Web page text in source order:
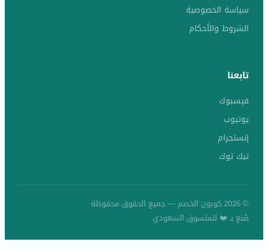
سياسة الخصوصية
الشروط والأحكام
تابعنا
فيسبوك
يوتيوب
إنستجرام
تيك توك
© 2026 كوبون الخصم — جميع الحقوق محفوظة
صُنع بـ ❤️ للمتسوق السعودي